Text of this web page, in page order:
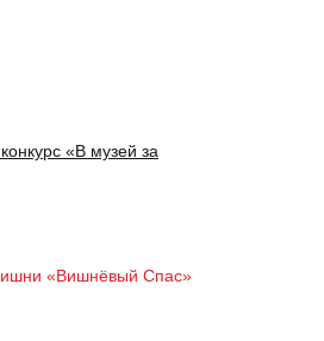
«В музей за